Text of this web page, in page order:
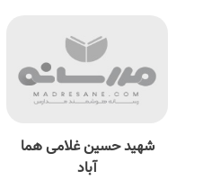
شهید حسین غلامی هما
آباد